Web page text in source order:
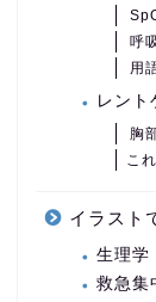
呼
用
レント
胸
こ
イラスト
生理学
救急集